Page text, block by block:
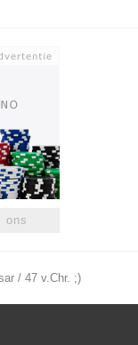
ons
/ 47 v.Chr. ;)